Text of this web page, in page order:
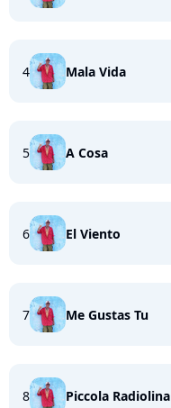
4 Mala Vida
5 A Cosa
6 El Viento
7 Me Gustas Tu
8 Piccola Radiolina